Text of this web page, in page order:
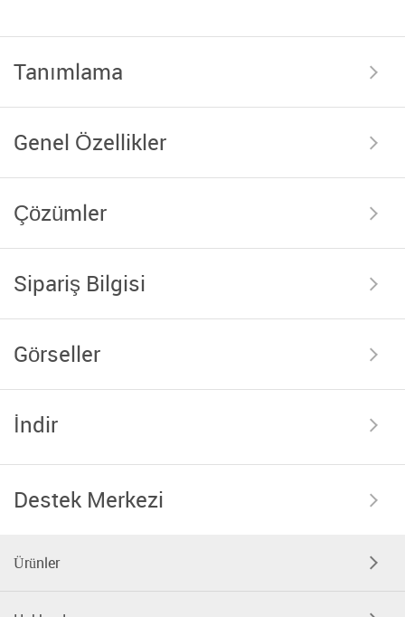
Tanımlama
Genel Özellikler
Çözümler
Sipariş Bilgisi
Görseller
İndir
Destek Merkezi
Ürünler